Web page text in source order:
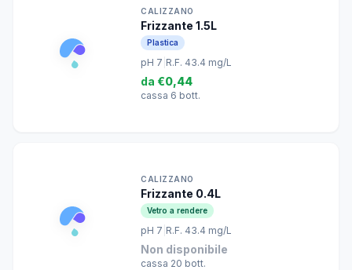
CALIZZANO
Frizzante 1.5L
Plastica
pH 7 R.F. 43.4 mg/L
da €0,44
cassa 6 bott.
CALIZZANO
Frizzante 0.4L
Vetro a rendere
pH 7 R.F. 43.4 mg/L
Non disponibile
cassa 20 bott.